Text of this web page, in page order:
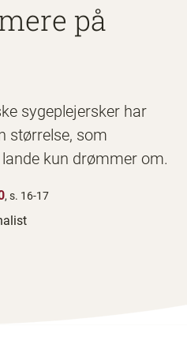
på
sygeplejersker har
størrelse, som
kun drømmer om.
, s. 16-17